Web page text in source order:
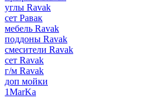
углы Ravak
сет Равак
мебель Ravak
поддоны Ravak
смесители Ravak
сет Ravak
г/м Ravak
доп мойки
1MarKa